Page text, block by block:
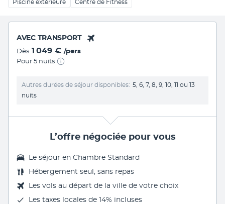
Piscine extérieure Centre de Fitness
AVEC TRANSPORT
Dès 1 049 € /pers
Pour 5 nuits
Autres durées de séjour disponibles
5, 6, 7, 8, 9, 10, 11 ou 13
nuits
L’offre négociée pour vous
Le séjour en Chambre Standard
Hébergement seul, sans repas
Les vols au départ de la ville de votre choix
Les taxes locales de 14% incluses